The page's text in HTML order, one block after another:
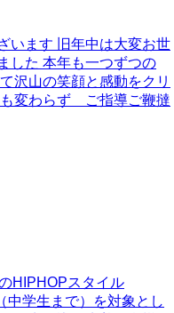
います 旧年中は大変お世
した 本年も一つずつの
沢山の笑顔と感動をクリ
変わらず ご指導ご鞭撻
HIPHOPスタイル
中学生まで）を対象とし